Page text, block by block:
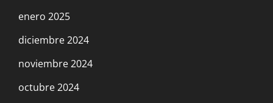
enero 2025
diciembre 2024
noviembre 2024
octubre 2024